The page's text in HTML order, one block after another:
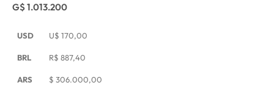
G$ 1.013.200
USD U$ 170,00
BRL R$ 887,40
ARS $ 306.000,00